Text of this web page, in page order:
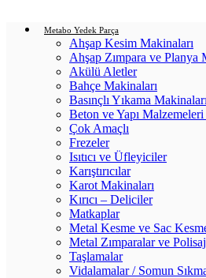
Metabo Yedek Parça
Ahşap Kesim Makinaları
Ahşap Zımpara ve Planya
Akülü Aletler
Bahçe Makinaları
Basınçlı Yıkama Makinaları
Beton ve Yapı
Çok Amaçlı
Frezeler
Isıtıcı ve Üfleyiciler
Karıştırıcılar
Karot Makinaları
Kırıcı – Deliciler
Matkaplar
Metal Kesme ve Sac
Metal Zımparalar ve
Taşlamalar
Vidalamalar / Somun